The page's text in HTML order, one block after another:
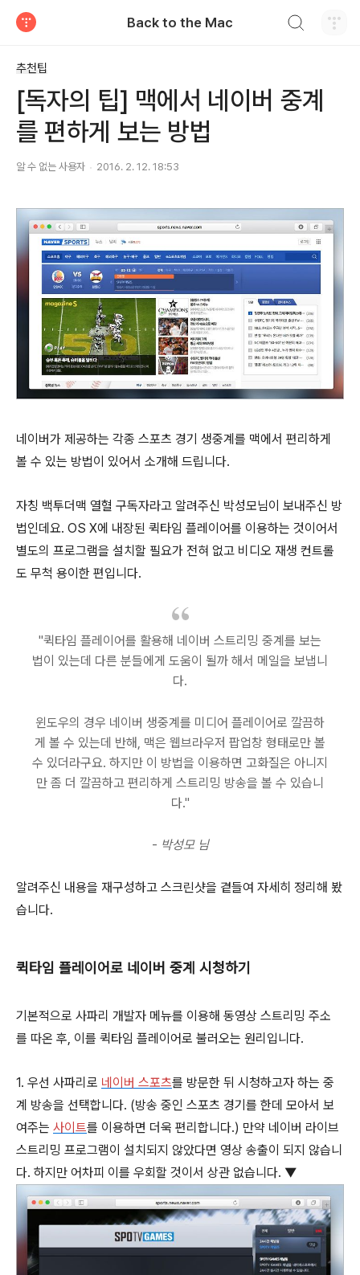
Back to the Mac
추천팁
[독자의 팁] 맥에서 네이버 중계
를 편하게 보는 방법
알 수 없는 사용자 2016. 2. 12. 18:53
네이버가 제공하는 각종 스포츠 경기 생중계를 맥에서 편리하게
볼 수 있는 방법이 있어서 소개해 드립니다.
자칭 백투더맥 열혈 구독자라고 알려주신 박성모님이 보내주신 방
법인데요. OS X에 내장된 퀵타임 플레이어를 이용하는 것이어서
별도의 프로그램을 설치할 필요가 전혀 없고 비디오 재생 컨트롤
도 무척 용이한 편입니다.
"퀵타임 플레이어를 활용해 네이버 스트리밍 중계를 보는
법이 있는데 다른 분들에게 도움이 될까 해서 메일을 보냅니
다.
윈도우의 경우 네이버 생중계를 미디어 플레이어로 깔끔하
게 볼 수 있는데 반해, 맥은 웹브라우저 팝업창 형태로만 볼
수 있더라구요. 하지만 이 방법을 이용하면 고화질은 아니지
만 좀 더 깔끔하고 편리하게 스트리밍 방송을 볼 수 있습니
다."
- 박성모 님
알려주신 내용을 재구성하고 스크린샷을 곁들여 자세히 정리해 봤
습니다.
퀵타임 플레이어로 네이버 중계 시청하기
기본적으로 사파리 개발자 메뉴를 이용해 동영상 스트리밍 주소
를 따온 후, 이를 퀵타임 플레이어로 불러오는 원리입니다.
1. 우선 사파리로 네이버 스포츠를 방문한 뒤 시청하고자 하는 중
계 방송을 선택합니다. (방송 중인 스포츠 경기를 한데 모아서 보
여주는 사이트를 이용하면 더욱 편리합니다.) 만약 네이버 라이브
스트리밍 프로그램이 설치되지 않았다면 영상 송출이 되지 않습니
다. 하지만 어차피 이를 우회할 것이서 상관 없습니다. ▼